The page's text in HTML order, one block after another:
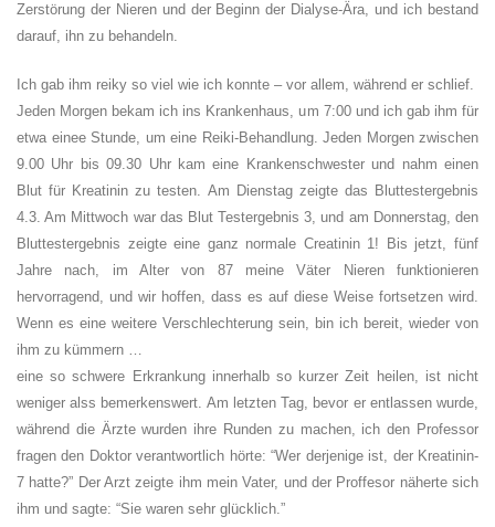
Zerstörung der Nieren und der Beginn der Dialyse-Ära, und ich bestand
darauf, ihn zu behandeln.
Ich gab ihm reiky so viel wie ich konnte – vor allem, während er schlief.
Jeden Morgen bekam ich ins Krankenhaus, um 7:00 und ich gab ihm für
etwa einee Stunde, um eine Reiki-Behandlung. Jeden Morgen zwischen
9.00 Uhr bis 09.30 Uhr kam eine Krankenschwester und nahm einen
Blut für Kreatinin zu testen. Am Dienstag zeigte das Bluttestergebnis
4.3. Am Mittwoch war das Blut Testergebnis 3, und am Donnerstag, den
Bluttestergebnis zeigte eine ganz normale Creatinin 1! Bis jetzt, fünf
Jahre nach, im Alter von 87 meine Väter Nieren funktionieren
hervorragend, und wir hoffen, dass es auf diese Weise fortsetzen wird.
Wenn es eine weitere Verschlechterung sein, bin ich bereit, wieder von
ihm zu kümmern …
eine so schwere Erkrankung innerhalb so kurzer Zeit heilen, ist nicht
weniger alss bemerkenswert. Am letzten Tag, bevor er entlassen wurde,
während die Ärzte wurden ihre Runden zu machen, ich den Professor
fragen den Doktor verantwortlich hörte: “Wer derjenige ist, der Kreatinin-
7 hatte?” Der Arzt zeigte ihm mein Vater, und der Proffesor näherte sich
ihm und sagte: “Sie waren sehr glücklich.”